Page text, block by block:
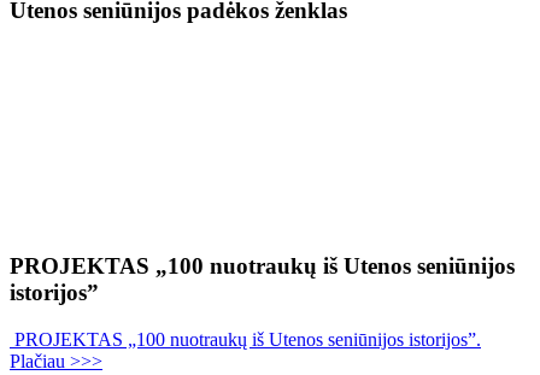
Utenos seniūnijos padėkos ženklas
PROJEKTAS „100 nuotraukų iš Utenos seniūnijos
istorijos”
PROJEKTAS „100 nuotraukų iš Utenos seniūnijos istorijos”.
Plačiau >>>